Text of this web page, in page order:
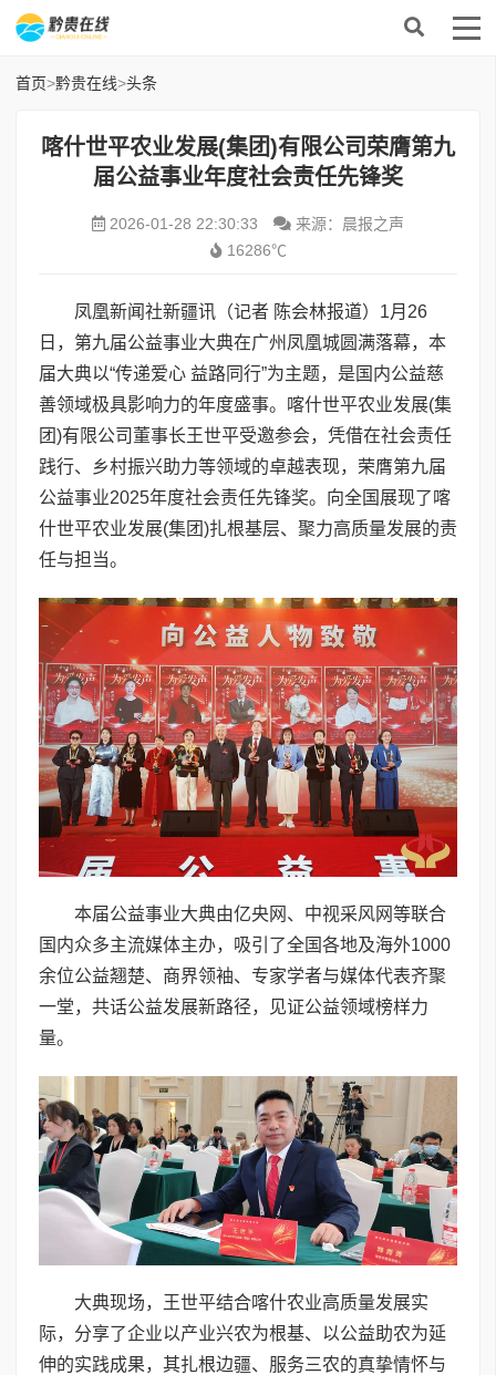
首页>黔贵在线>头条
喀什世平农业发展(集团)有限公司荣膺第九
届公益事业年度社会责任先锋奖
2026-01-28 22:30:33
来源：晨报之声
16286℃
凤凰新闻社新疆讯（记者 陈会林报道）1月26
日，第九届公益事业大典在广州凤凰城圆满落幕，本
届大典以“传递爱心 益路同行”为主题，是国内公益慈
善领域极具影响力的年度盛事。喀什世平农业发展(集
团)有限公司董事长王世平受邀参会，凭借在社会责任
践行、乡村振兴助力等领域的卓越表现，荣膺第九届
公益事业2025年度社会责任先锋奖。向全国展现了喀
什世平农业发展(集团)扎根基层、聚力高质量发展的责
任与担当。
本届公益事业大典由亿央网、中视采风网等联合
国内众多主流媒体主办，吸引了全国各地及海外1000
余位公益翘楚、商界领袖、专家学者与媒体代表齐聚
一堂，共话公益发展新路径，见证公益领域榜样力
量。
大典现场，王世平结合喀什农业高质量发展实
际，分享了企业以产业兴农为根基、以公益助农为延
伸的实践成果，其扎根边疆、服务三农的真挚情怀与